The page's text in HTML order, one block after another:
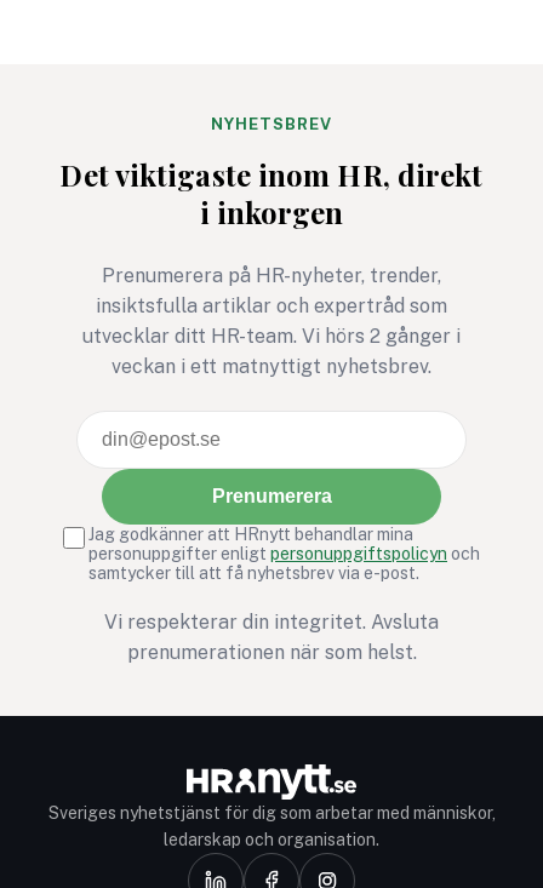
Cards”. Han är den ultimata
beteendevetare kallar
”Den mörka triaden” –
människans tre mest
destruktiva drag:
narcissism, psykopati och
machiavellianism (en
attityd).
över.
NYHETSBREV
Det viktigaste inom HR, direkt
i inkorgen
Prenumerera på HR-nyheter, trender,
insiktsfulla artiklar och expertråd som
utvecklar ditt HR-team. Vi hörs 2 gånger i
veckan i ett matnyttigt nyhetsbrev.
Prenumerera
Jag godkänner att HRnytt behandlar mina
personuppgifter enligt personuppgiftspolicyn och
samtycker till att få nyhetsbrev via e-post.
Vi respekterar din integritet. Avsluta
prenumerationen när som helst.
Sveriges nyhetstjänst för dig som arbetar med människor,
ledarskap och organisation.